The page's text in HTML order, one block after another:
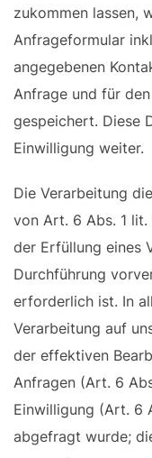
zukommen lassen,
Anfrageformular
angegebenen
Anfrage und für
gespeichert. Diese
Einwilligung weiter.
Die Verarbeitung
von Art. 6 Abs. 1 lit.
der Erfüllung eines
Durchführung
erforderlich ist. In
Verarbeitung auf
der effektiven
Anfragen (Art. 6
Einwilligung (Art. 6
abgefragt wurde;